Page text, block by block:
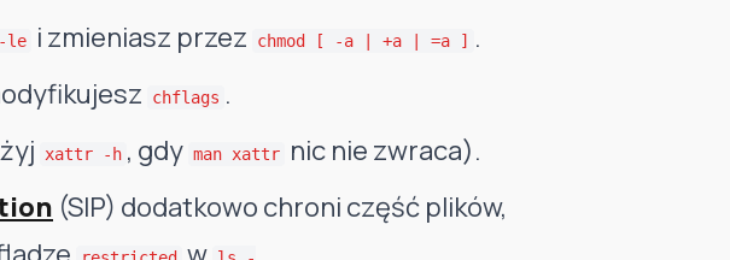
le i zmieniasz przez chmod [ -a | +a | =a ] .
chflags .
xattr -h , gdy man xattr
nic nie zwraca).
(SIP) dodatkowo chroni część plików,